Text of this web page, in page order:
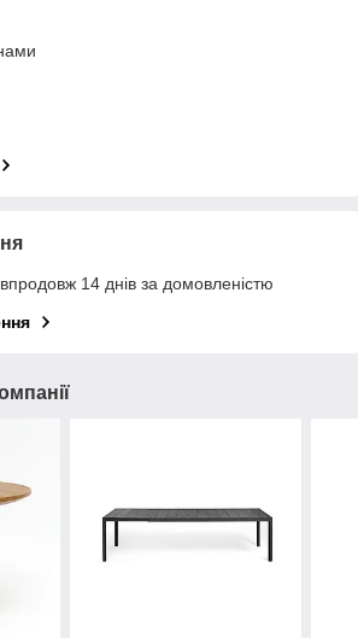
14 днів за домовленістю